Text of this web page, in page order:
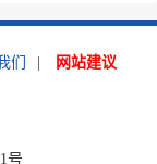
们 网站建议
号